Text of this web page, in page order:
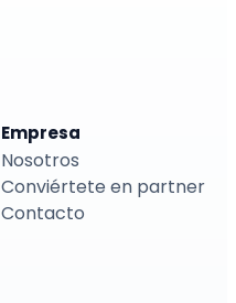
Empresa
Nosotros
Conviértete en partner
Contacto